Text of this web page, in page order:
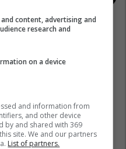
content, advertising and
research and
on a device
and information from
and other device
by and shared with 369
site. We and our partners
List of partners.